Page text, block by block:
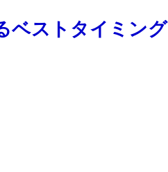
ベストタイミング